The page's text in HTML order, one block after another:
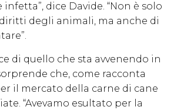
dice Davide. “Non è solo
degli animali, ma anche di
di quello che sta avvenendo in
che, come racconta
il mercato della carne di cane
“Avevamo esultato per la